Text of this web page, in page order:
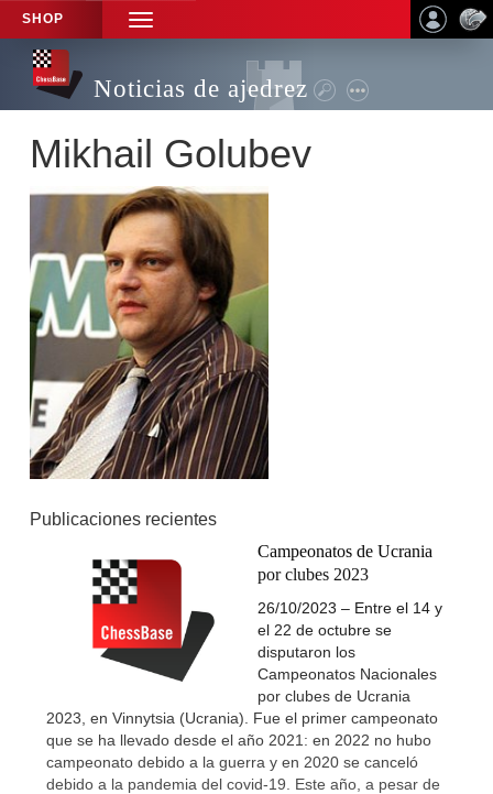
SHOP
TOGGLE
NAVIGATION
Noticias de ajedrez
Mikhail Golubev
Publicaciones recientes
Campeonatos de Ucrania
por clubes 2023
26/10/2023 – Entre el 14 y
el 22 de octubre se
disputaron los
Campeonatos Nacionales
por clubes de Ucrania
2023, en Vinnytsia (Ucrania). Fue el primer campeonato
que se ha llevado desde el año 2021: en 2022 no hubo
campeonato debido a la guerra y en 2020 se canceló
debido a la pandemia del covid-19. Este año, a pesar de